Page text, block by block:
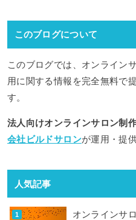
このブログについて
このブログでは、オンライン
用に関する情報を完全無料で
す。
法人向けオンラインサロン制
会社ビルドサロンが運用・提
人気記事
オンラインサ